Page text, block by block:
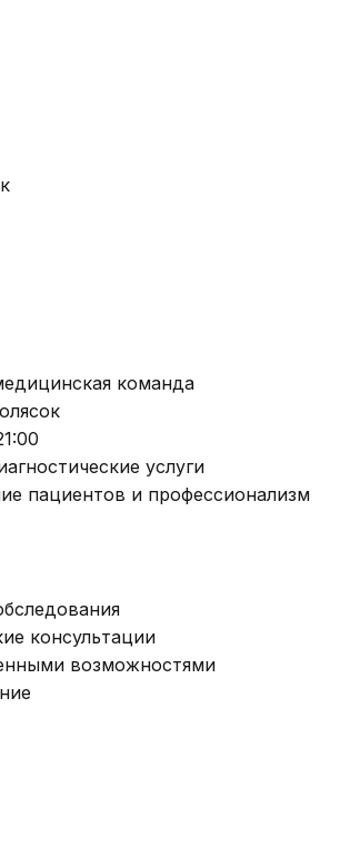
команда
услуги
пациентов и профессионализм
консультации
возможностями